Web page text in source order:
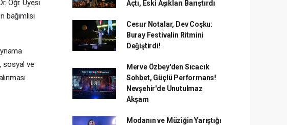
Öğr. Üyesi
sosyal ve
Açtı, Eski Aşıkları Barıştırdı
Cesur Notalar, Dev Coşku:
Buray Festivalin Ritmini
Değiştirdi!
Merve Özbey'den Sıcacık
Sohbet, Güçlü Performans!
Nevşehir'de Unutulmaz
Akşam
Modanın ve Müziğin Yarıştığı